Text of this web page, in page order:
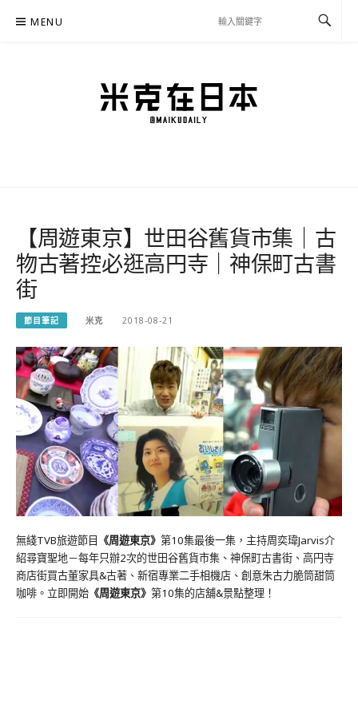
MENU
【周遊東京】世田谷舊貨市集｜古
物古著控必逛高円寺｜神保町古書
街
節目筆記 米克 2018-08-21
無綫TVB旅遊節目 《周遊東京》 第10集最後一集，主持周奕瑋Jarvis介
紹尋寶聖地－每年只辦2次的世田谷舊貨市集、神保町古書街、高円寺
商店街買古董家具&古著、新宿專業二手相機店、創意朱古力脆筒甜筒
咖啡。立即開始 《周遊東京》 第10集的店舖&景點整理！